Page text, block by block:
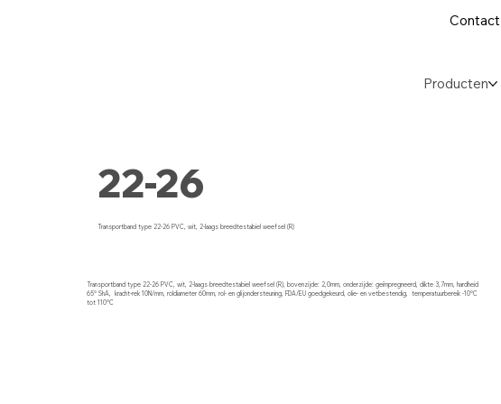
Contact
Producten
22-26
Transportband type 22-26 PVC, wit, 2-laags breedtestabiel weefsel (R)
Transportband type 22-26 PVC, wit, 2-laags breedtestabiel weefsel (R), bovenzijde: 2,0mm, onderzijde: geïmpregneerd, dikte 3,7mm, hardheid
65° ShA, kracht-rek 10N/mm, roldiameter 60mm, rol- en glijondersteuning, FDA/EU goedgekeurd, olie- en vetbestendig, temperatuurbereik -10°C
tot 110°C